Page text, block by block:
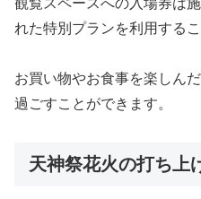
れた特別プランを利用する
お買い物やお食事を楽しん
過ごすことができます。
天神祭花火の打ち上